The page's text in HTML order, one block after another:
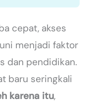
cepat, akses
menjadi faktor
dan pendidikan.
baru seringkali
karena itu,